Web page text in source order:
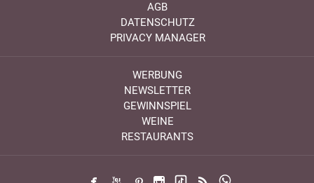
AGB
DATENSCHUTZ
PRIVACY MANAGER
WERBUNG
NEWSLETTER
GEWINNSPIEL
WEINE
RESTAURANTS